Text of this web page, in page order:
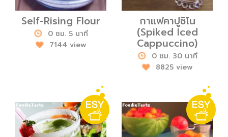
Self-Rising Flour
0 ชม. 5 นาที
7144 view
กาแฟคาปูชิโน
(Spiked Iced
Cappuccino)
0 ชม. 30 นาที
8825 view